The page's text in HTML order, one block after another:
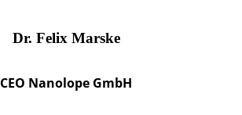
Dr. Felix Marske
CEO Nanolope GmbH